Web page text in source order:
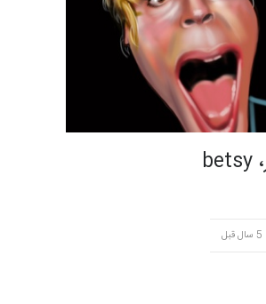
بتی پالمر، betsy
5 سال قبل